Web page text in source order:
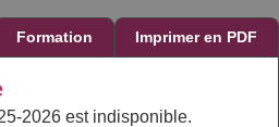
Formation Imprimer en PDF
2026 est indisponible.